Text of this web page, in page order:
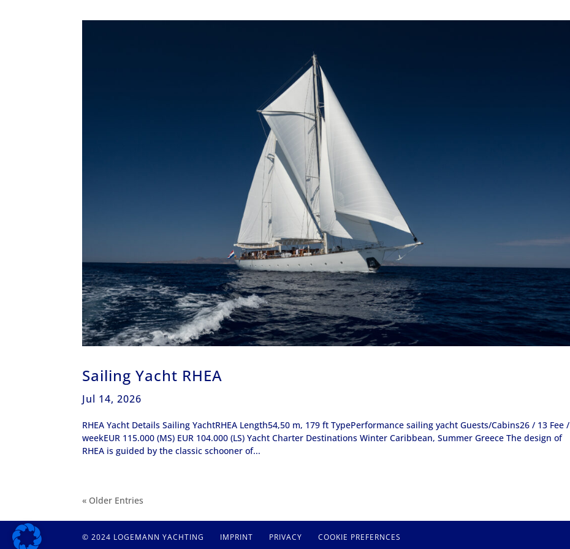
Sailing Yacht RHEA
Jul 14, 2026
RHEA Yacht Details Sailing YachtRHEA Length54,50 m, 179 ft TypePerformance sailing yacht Guests/Cabins26 / 13 Fee /
weekEUR 115.000 (MS) EUR 104.000 (LS) Yacht Charter Destinations Winter Caribbean, Summer Greece The design of
RHEA is guided by the classic schooner of...
« Older Entries
© 2024 LOGEMANN YACHTING IMPRINT PRIVACY COOKIE PREFERNCES